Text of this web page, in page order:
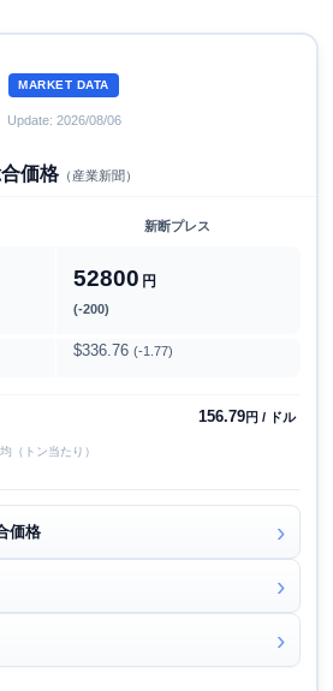
MARKET DATA
Update: 2026/08/06
価格（産業新聞）
新断プレス
52800 円
(-200)
$336.76 (-1.77)
156.79円 / ドル
（トン当たり）
価格